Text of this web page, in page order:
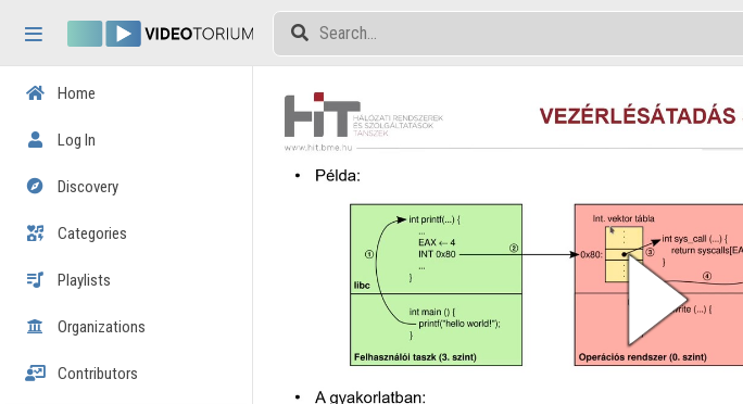
Home
Log In
Discovery
Categories
Playlists
Organizations
Contributors